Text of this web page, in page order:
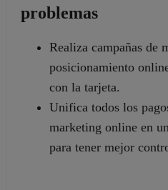
problemas
Realiza campañas de
posicionamiento
con la tarjeta.
Unifica todos los
marketing online en
para tener mejor